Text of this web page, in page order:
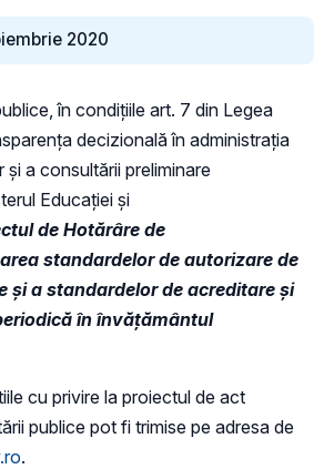
2020
în condiţiile art. 7 din Legea
decizională în administraţia
a consultării preliminare
Educaţiei și
de Hotărâre de
standardelor de autorizare de
și a standardelor de acreditare și
în învățământul
cu privire la proiectul de act
publice pot fi trimise pe adresa de
.